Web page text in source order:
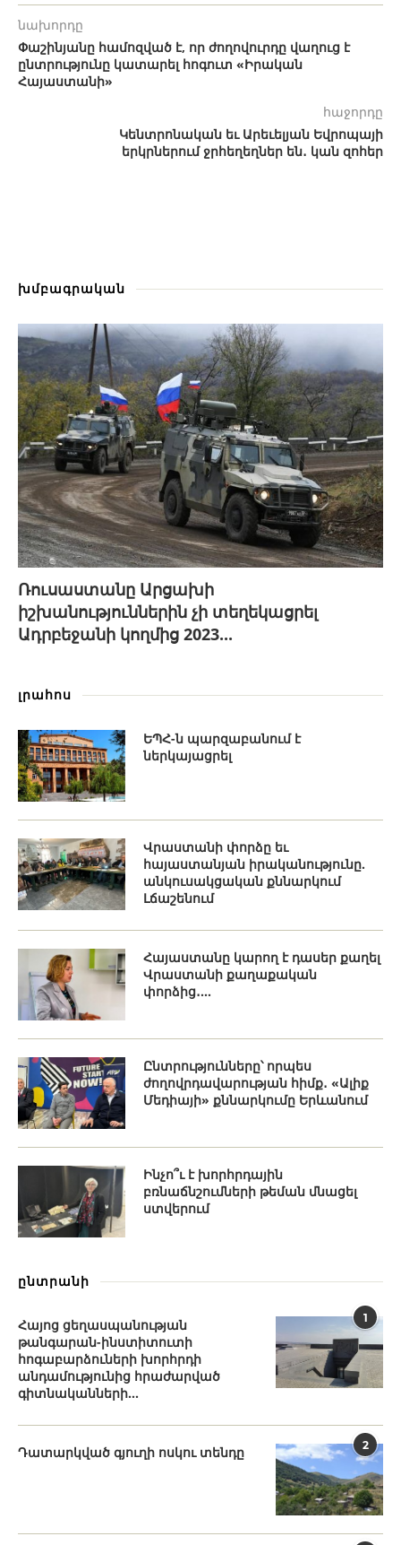
նախորդը
Փաշինյանը համոզված է, որ ժողովուրդը վաղուց է
ընտրությունը կատարել հոգուտ «Իրական
Հայաստանի»
հաջորդը
Կենտրոնական եւ Արեւելյան Եվրոպայի
երկրներում ջրհեղեղներ են․ կան զոհեր
խմբագրական
Ռուսաստանը Արցախի
իշխանություններին չի տեղեկացրել
Ադրբեջանի կողմից 2023...
լրահոս
ԵՊՀ-ն պարզաբանում է
ներկայացրել
Վրաստանի փորձը եւ
հայաստանյան իրականությունը.
անկուսակցական քննարկում
Լճաշենում
Հայաստանը կարող է դասեր քաղել
Վրաստանի քաղաքական
փորձից․...
Ընտրությունները՝ որպես
ժողովրդավարության հիմք․ «Ալիք
Մեդիայի» քննարկումը Երևանում
Ինչո՞ւ է խորհրդային
բռնաճնշումների թեման մնացել
ստվերում
ընտրանի
1
Հայոց ցեղասպանության
թանգարան-ինստիտուտի
հոգաբարձուների խորհրդի
անդամությունից հրաժարված
գիտնականների...
2
Դատարկված գյուղի ոսկու տենդը